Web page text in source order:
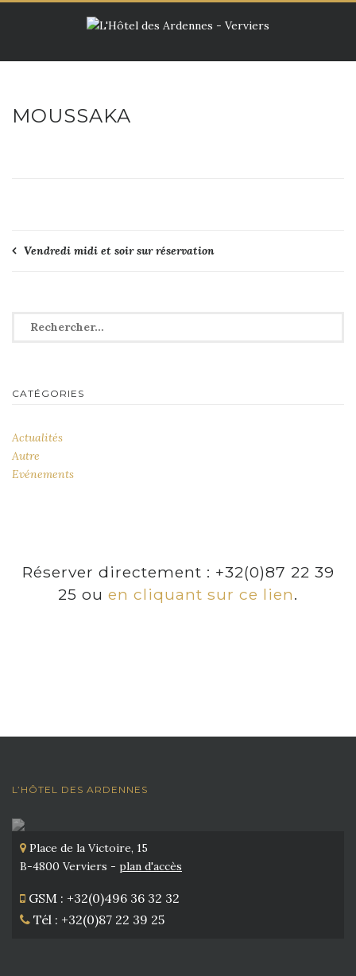
MOUSSAKA
Navigation
Vendredi midi et soir sur réservation
Rechercher :
CATÉGORIES
Actualités
Autre
Evénements
Réserver directement : +32(0)87 22 39
25 ou en cliquant sur ce lien.
L’HÔTEL DES ARDENNES
Place de la Victoire, 15
B-4800 Verviers - plan d'accès
GSM : +32(0)496 36 32 32
Tél : +32(0)87 22 39 25